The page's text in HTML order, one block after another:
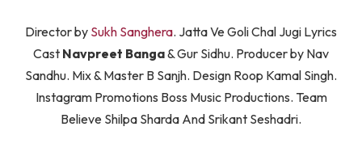
Director by Sukh Sanghera. Jatta Ve Goli Chal Jugi Lyrics
Cast Navpreet Banga& Gur Sidhu. Producer by Nav
Sandhu. Mix & Master B Sanjh. Design Roop Kamal Singh.
Instagram Promotions Boss Music Productions. Team
Believe Shilpa Sharda And Srikant Seshadri.